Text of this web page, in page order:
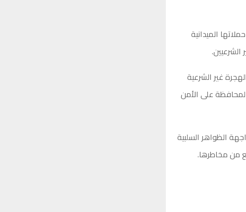
الميدانية
غير الشرعية
على الأمن
الظواهر السلبية
من مخاطرها.